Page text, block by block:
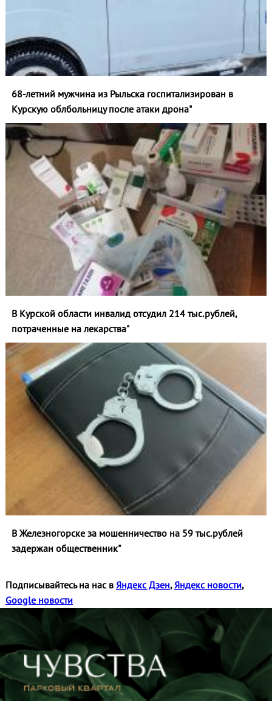
68-летний мужчина из Рыльска госпитализирован в
Курскую облбольницу после атаки дрона"
В Курской области инвалид отсудил 214 тыс.рублей,
потраченные на лекарства"
В Железногорске за мошенничество на 59 тыс.рублей
задержан общественник"
Подписывайтесь на нас в Яндекс Дзен, Яндекс новости,
Google новости